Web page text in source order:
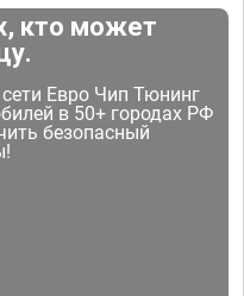
кто может
Евро Чип Тюнинг
в 50+ городах РФ
безопасный